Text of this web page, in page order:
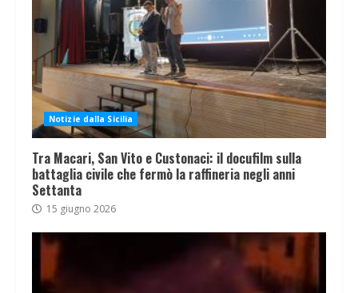
Notizie dalla Sicilia
Tra Macari, San Vito e Custonaci: il docufilm sulla
battaglia civile che fermò la raffineria negli anni
Settanta
15 giugno 2026